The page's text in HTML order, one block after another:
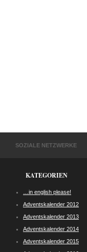
SOZIALE NETZWERKE
KATEGORIEN
…in english please!
Adventskalender 2012
Adventskalender 2013
Adventskalender 2014
Adventskalender 2015